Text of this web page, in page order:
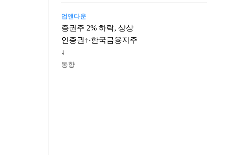
업앤다운
증권주 2% 하락, 상상
인증권↑·한국금융지주
↓
동향